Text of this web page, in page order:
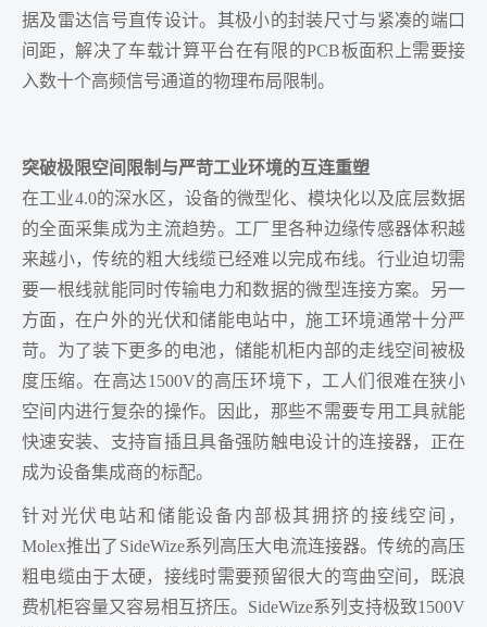
据及雷达信号直传设计。其极小的封装尺寸与紧凑的端口
间距，解决了车载计算平台在有限的PCB板面积上需要接
入数十个高频信号通道的物理布局限制。
突破极限空间限制与严苛工业环境的互连重塑
在工业4.0的深水区，设备的微型化、模块化以及底层数据
的全面采集成为主流趋势。工厂里各种边缘传感器体积越
来越小，传统的粗大线缆已经难以完成布线。行业迫切需
要一根线就能同时传输电力和数据的微型连接方案。另一
方面，在户外的光伏和储能电站中，施工环境通常十分严
苛。为了装下更多的电池，储能机柜内部的走线空间被极
度压缩。在高达1500V的高压环境下，工人们很难在狭小
空间内进行复杂的操作。因此，那些不需要专用工具就能
快速安装、支持盲插且具备强防触电设计的连接器，正在
成为设备集成商的标配。
针对光伏电站和储能设备内部极其拥挤的接线空间，
Molex推出了SideWize系列高压大电流连接器。传统的高压
粗电缆由于太硬，接线时需要预留很大的弯曲空间，既浪
费机柜容量又容易相互挤压。SideWize系列支持极致1500V